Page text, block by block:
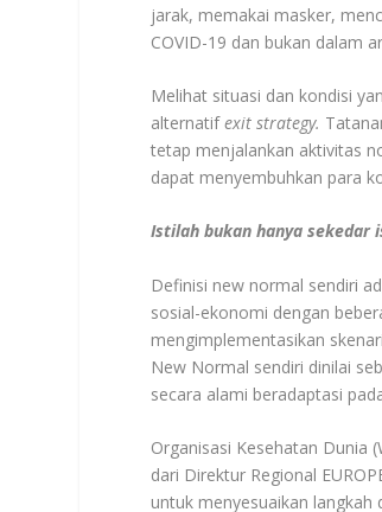
jarak, memakai masker,
COVID-19 dan bukan dalam
Melihat situasi dan kondisi
alternatifexit strategy.
tetap menjalankan aktivitas
dapat menyembuhkan para
Istilah bukan hanya sekedar
Definisi new normal sendiri
sosial-ekonomi dengan
mengimplementasikan
New Normal sendiri dinilai
secara alami beradaptasi
Organisasi Kesehatan Dunia
dari Direktur Regional
untuk menyesuaikan